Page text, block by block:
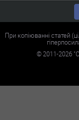
При копіюванні статей
©2011-2026